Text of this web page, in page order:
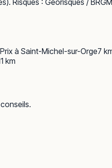
Risques : Géorisques / BRGM
Prix à Saint-Michel-sur-Orge7
km